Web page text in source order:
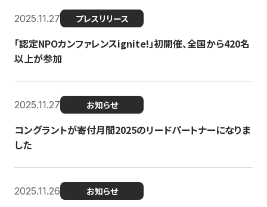
2025.11.27 プレスリリース
「認定NPOカンファレンスignite!」初開催、全国から420名
以上が参加
2025.11.27 お知らせ
コングラントが寄付月間2025のリードパートナーになりま
した
2025.11.26 お知らせ